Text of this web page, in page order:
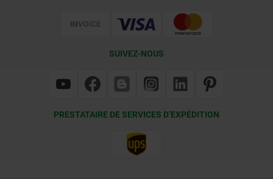
SUIVEZ-NOUS
PRESTATAIRE DE SERVICES D’EXPÉDITION